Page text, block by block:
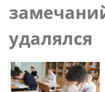
удалялся